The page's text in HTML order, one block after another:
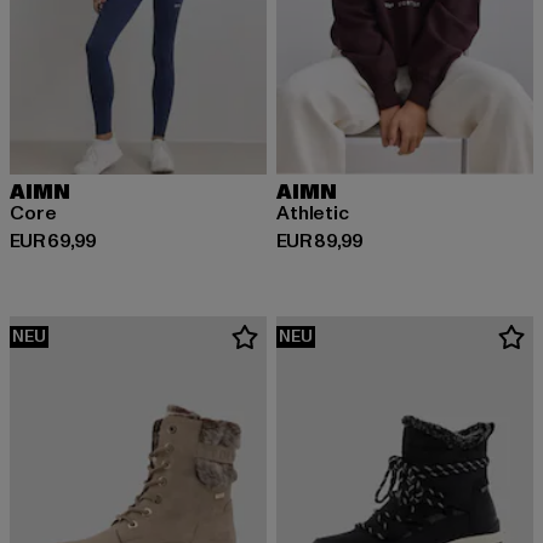
AIMN
Core
EUR 69,99
Derzeitiger Preis: EUR 69,99
AIMN
Athletic
EUR 89,99
Derzeitiger Preis: EUR 89,99
NEU NEU